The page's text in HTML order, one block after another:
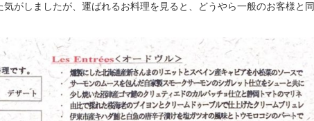
がしましたが、運ばれるお料理を見ると、どうやら一般のお客様と同